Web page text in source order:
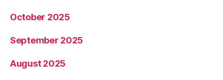
October 2025
September 2025
August 2025